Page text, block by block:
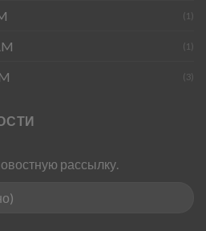
(1)
(1)
(3)
рассылку.